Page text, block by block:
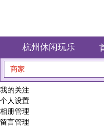
杭州休闲玩乐 首页
我的关注
个人设置
相册管理
留言管理
添加主题
发表点评
添加榜单